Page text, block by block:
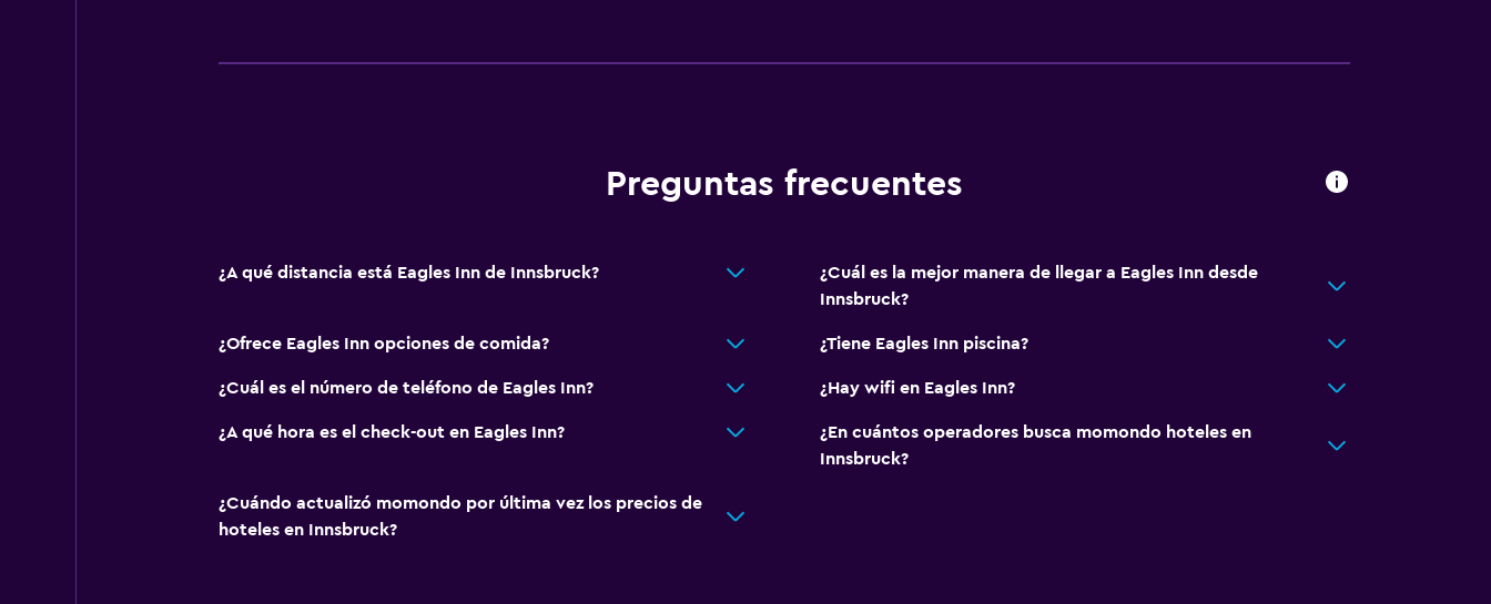
Preguntas frecuentes
¿A qué distancia está Eagles Inn de Innsbruck?
¿Cuál es la mejor manera de llegar a Eagles Inn desde
Innsbruck?
¿Ofrece Eagles Inn opciones de comida? ¿Tiene Eagles Inn piscina?
¿Cuál es el número de teléfono de Eagles Inn? ¿Hay wifi en Eagles Inn?
¿A qué hora es el check-out en Eagles Inn?
¿En cuántos operadores busca momondo hoteles en
Innsbruck?
¿Cuándo actualizó momondo por última vez los precios de
hoteles en Innsbruck?